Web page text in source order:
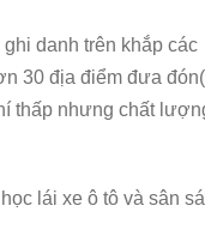
danh trên khắp các
30 địa điểm đưa
thấp nhưng chất
lái xe ô tô và sân